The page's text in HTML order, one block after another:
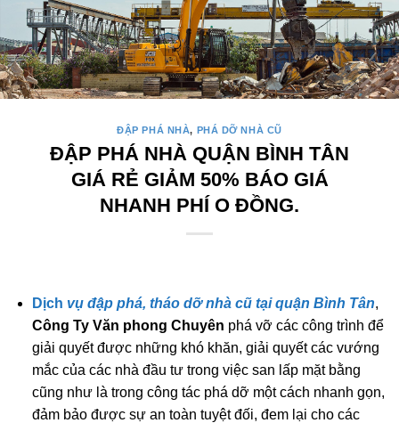
ĐẬP PHÁ NHÀ, PHÁ DỠ NHÀ CŨ
ĐẬP PHÁ NHÀ QUẬN BÌNH TÂN
GIÁ RẺ GIẢM 50% BÁO GIÁ
NHANH PHÍ O ĐỒNG.
Dịch vụ đập phá, tháo dỡ nhà cũ tại quận Bình Tân,
Công Ty Văn phong Chuyên phá vỡ các công trình để
giải quyết được những khó khăn, giải quyết các vướng
mắc của các nhà đầu tư trong việc san lấp mặt bằng
cũng như là trong công tác phá dỡ một cách nhanh gọn,
đảm bảo được sự an toàn tuyệt đối, đem lại cho các